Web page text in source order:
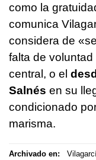
como la
comunica
considera de
falta de
central, o el
Salnés en su
condicionado
marisma.
Archivado en: